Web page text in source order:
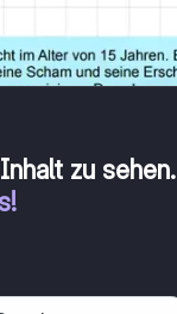
zu sehen.